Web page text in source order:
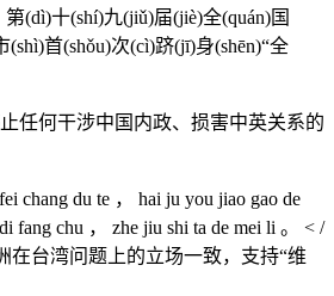
(dì)十(shí)九(jiǔ)届(jiè)全(quán)国
首(shǒu)次(cì)跻(jī)身(shēn)“全
何干涉中国内政、损害中英关系的
du te ， hai ju you jiao gao de
fang chu ， zhe jiu shi ta de mei li 。 < /
台湾问题上的立场一致，支持“维